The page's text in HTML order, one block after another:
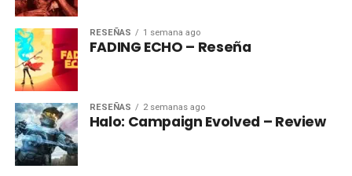
RESEÑAS 1 semana ago
FADING ECHO – Reseña
RESEÑAS 2 semanas ago
Halo: Campaign Evolved – Review